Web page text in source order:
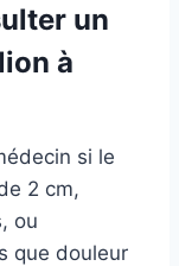
un
à
si le
2 cm,
ou
que douleur